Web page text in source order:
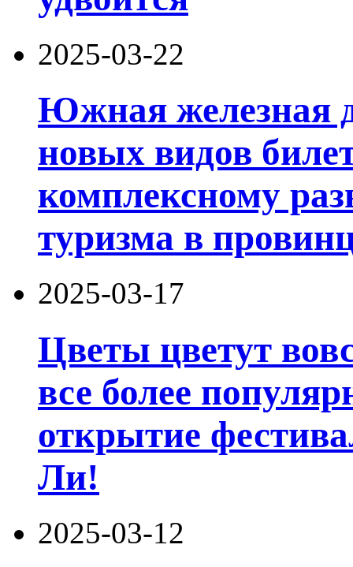
2025-03-22
Южная железная
новых видов
комплексному
туризма в
2025-03-17
Цветы цветут
все более
открытие
Ли!
2025-03-12